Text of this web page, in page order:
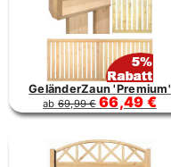
GeländerZaun 'Premium'
ab 69,99 € 66,49 €